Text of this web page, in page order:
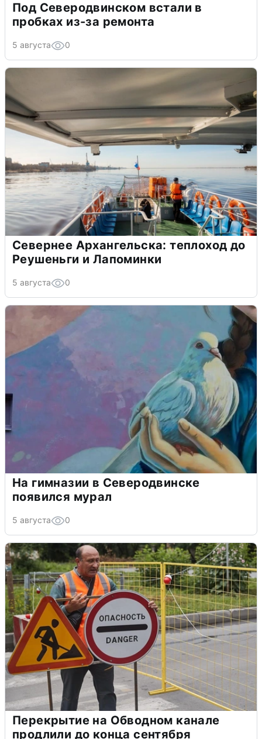
Под Северодвинском встали в
пробках из-за ремонта
5 августа 0
Севернее Архангельска: теплоход до
Реушеньги и Лапоминки
5 августа 0
На гимназии в Северодвинске
появился мурал
5 августа 0
Перекрытие на Обводном канале
продлили до конца сентября